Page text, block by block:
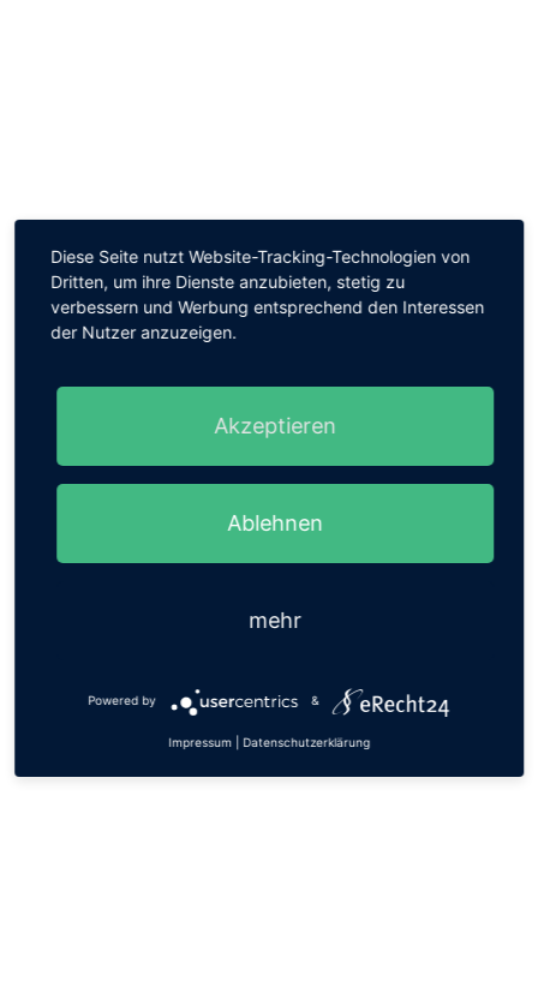
Diese Seite nutzt Website-Tracking-Technologien von
Dritten, um ihre Dienste anzubieten, stetig zu
verbessern und Werbung entsprechend den Interessen
der Nutzer anzuzeigen.
Akzeptieren
Ablehnen
mehr
Powered by &
Impressum Datenschutzerklärung